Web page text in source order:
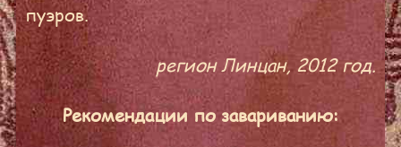
пуэров.
регион Линцан, 2012 год.
Рекомендации по завариванию: